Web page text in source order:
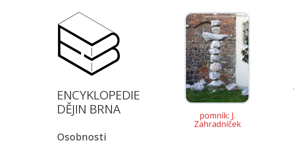
ENCYKLOPEDIE
DĚJIN BRNA
Osobnosti
pomník: J.
Zahradníček